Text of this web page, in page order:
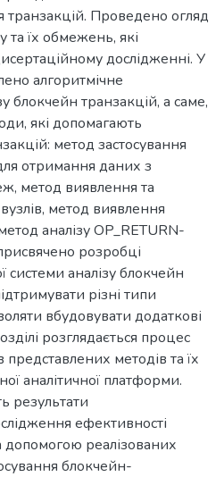
Проведено огляд
та їх обмежень, які
дослідженні. У
алгоритмічне
блокчейн транзакцій, а саме,
які допомагають
метод застосування
отримання даних з
метод виявлення та
метод виявлення
аналізу OP_RETURN-
розробці
системи аналізу блокчейн
різні типи
вбудовувати додаткові
розглядається процес
методів та їх
аналітичної платформи.
результати
ефективності
реалізованих
блокчейн-